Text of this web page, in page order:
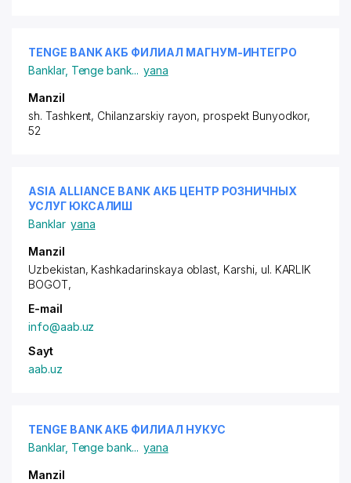
TENGE BANK АКБ ФИЛИАЛ МАГНУМ-ИНТЕГРО
Banklar, Tenge bank... yana
Manzil
sh. Tashkent, Chilanzarskiy rayon, prospekt Bunyodkor,
52
ASIA ALLIANCE BANK АКБ ЦЕНТР РОЗНИЧНЫХ
УСЛУГ ЮКСАЛИШ
Banklar yana
Manzil
Uzbekistan, Kashkadarinskaya oblast, Karshi, ul. KARLIK
BOGOT,
E-mail
info@aab.uz
Sayt
aab.uz
TENGE BANK АКБ ФИЛИАЛ НУКУС
Banklar, Tenge bank... yana
Manzil